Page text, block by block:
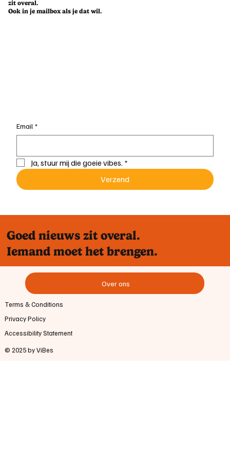
zit overal.
Ook in je mailbox als je dat wil.
Email *
Ja, stuur mij die goeie vibes. *
Verzend
Goed nieuws zit overal.
Iemand moet het brengen.
Over ons
Privacy Policy
© 2025 by ViBes
Accessibility Statement
Terms & Conditions